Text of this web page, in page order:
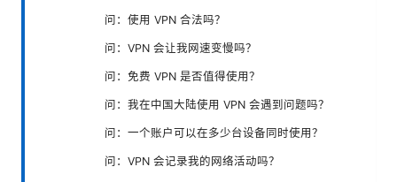
问：使用 VPN 合法吗？
问：VPN 会让我网速变慢吗？
问：免费 VPN 是否值得使用？
问：我在中国大陆使用 VPN 会遇到问题吗？
问：一个账户可以在多少台设备同时使用？
问：VPN 会记录我的网络活动吗？